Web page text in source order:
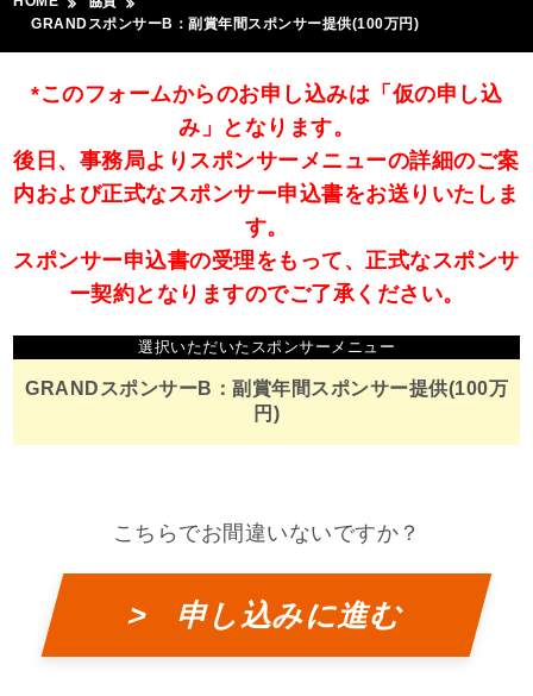
GRANDスポンサーB：副賞年間スポンサー提供(100万円)
*このフォームからのお申し込みは「仮の申し込
み」となります。
後日、事務局よりスポンサーメニューの詳細のご案
内および正式なスポンサー申込書をお送りいたしま
す。
スポンサー申込書の受理をもって、正式なスポンサ
ー契約となりますのでご了承ください。
選択いただいたスポンサーメニュー
GRANDスポンサーB：副賞年間スポンサー提供(100万
円)
こちらでお間違いないですか？
> 申し込みに進む